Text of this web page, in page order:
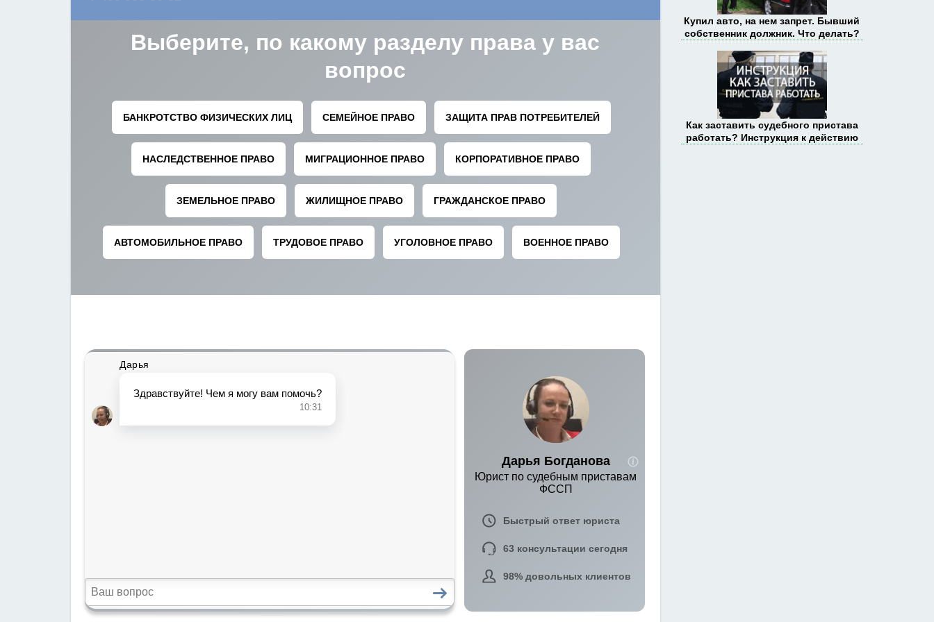
Купил авто, на нем запрет. Бывший
собственник должник. Что делать?
Как заставить судебного пристава
работать? Инструкция к действию